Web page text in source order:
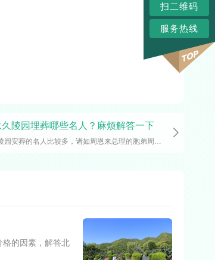
陵园埋葬哪些名人？麻烦解答一下
格的因素，解答北
扫二维码
服务热线